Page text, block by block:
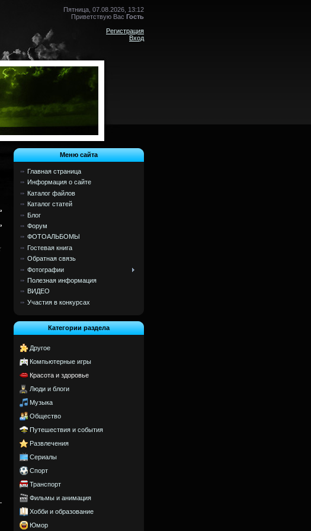
Пятница, 07.08.2026, 13:12
Приветствую Вас Гость
Регистрация
Вход
Меню сайта
Главная страница
Информация о сайте
Каталог файлов
Каталог статей
Блог
Форум
ФОТОАЛЬБОМЫ
Гостевая книга
Обратная связь
Фотографии
Полезная информация
ВИДЕО
Участия в конкурсах
Категории раздела
Другое
Компьютерные игры
Красота и здоровье
Люди и блоги
Музыка
Общество
Путешествия и события
Развлечения
Сериалы
Спорт
Транспорт
Фильмы и анимация
Хобби и образование
Юмор